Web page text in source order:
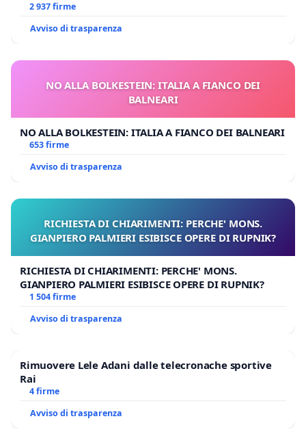
2 937 firme
Avviso di trasparenza
NO ALLA BOLKESTEIN: ITALIA A FIANCO DEI
BALNEARI
NO ALLA BOLKESTEIN: ITALIA A FIANCO DEI BALNEARI
653 firme
Avviso di trasparenza
RICHIESTA DI CHIARIMENTI: PERCHE' MONS.
GIANPIERO PALMIERI ESIBISCE OPERE DI RUPNIK?
RICHIESTA DI CHIARIMENTI: PERCHE' MONS.
GIANPIERO PALMIERI ESIBISCE OPERE DI RUPNIK?
1 504 firme
Avviso di trasparenza
Rimuovere Lele Adani dalle telecronache sportive
Rai
4 firme
Avviso di trasparenza